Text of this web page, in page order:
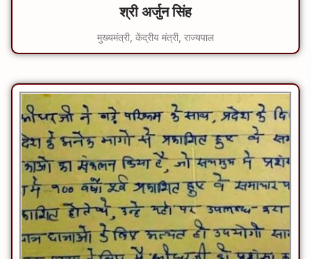
श्री अर्जुन सिंह
मुख्यमंत्री, केंद्रीय मंत्री, राज्यपाल